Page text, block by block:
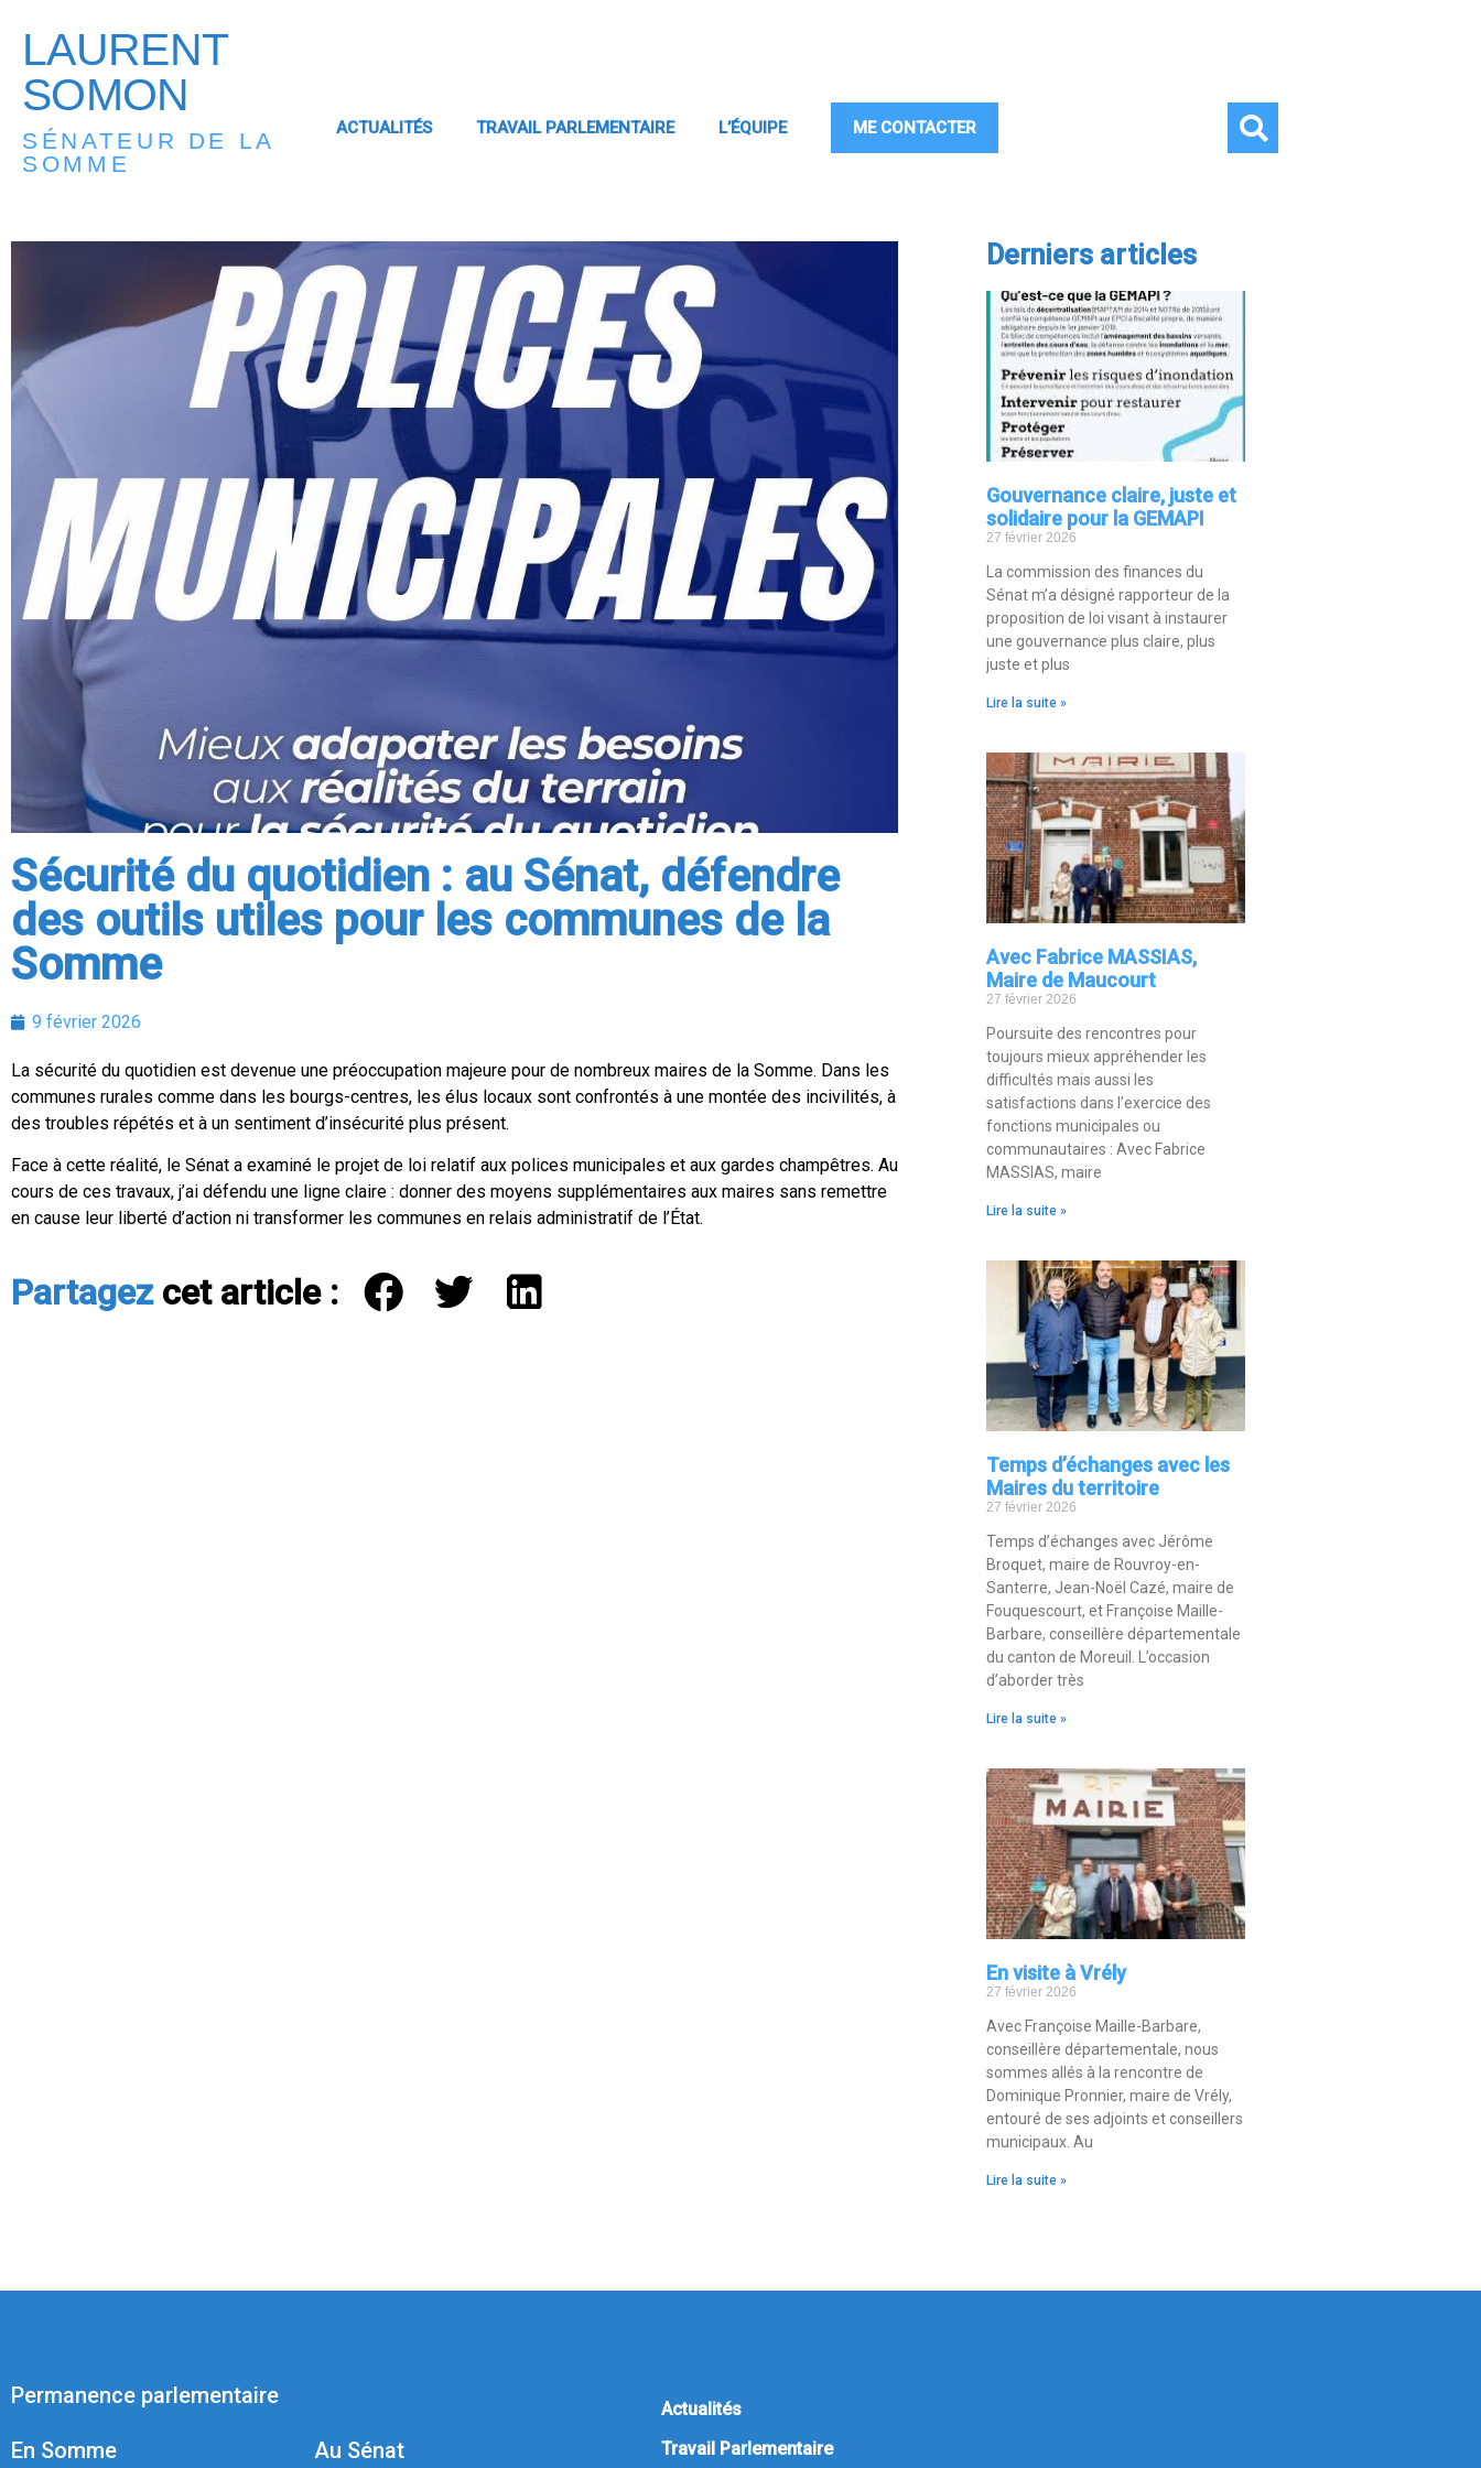
LAURENT
SOMON
SÉNATEUR DE LA
SOMME
ACTUALITÉS TRAVAIL PARLEMENTAIRE L’ÉQUIPE ME CONTACTER
Sécurité du quotidien : au Sénat, défendre
des outils utiles pour les communes de la
Somme
9 février 2026
La sécurité du quotidien est devenue une préoccupation majeure pour de nombreux maires de la Somme. Dans les
communes rurales comme dans les bourgs-centres, les élus locaux sont confrontés à une montée des incivilités, à
des troubles répétés et à un sentiment d’insécurité plus présent.
Face à cette réalité, le Sénat a examiné le projet de loi relatif aux polices municipales et aux gardes champêtres. Au
cours de ces travaux, j’ai défendu une ligne claire : donner des moyens supplémentaires aux maires sans remettre
en cause leur liberté d’action ni transformer les communes en relais administratif de l’État.
Partagezcet article :
Derniers articles
Gouvernance claire, juste et
solidaire pour la GEMAPI
27 février 2026
La commission des finances du
Sénat m’a désigné rapporteur de la
proposition de loi visant à instaurer
une gouvernance plus claire, plus
juste et plus
Lire la suite »
Avec Fabrice MASSIAS,
Maire de Maucourt
27 février 2026
Poursuite des rencontres pour
toujours mieux appréhender les
difficultés mais aussi les
satisfactions dans l’exercice des
fonctions municipales ou
communautaires : Avec Fabrice
MASSIAS, maire
Lire la suite »
Temps d’échanges avec les
Maires du territoire
27 février 2026
Temps d’échanges avec Jérôme
Broquet, maire de Rouvroy-en-
Santerre, Jean-Noël Cazé, maire de
Fouquescourt, et Françoise Maille-
Barbare, conseillère départementale
du canton de Moreuil. L’occasion
d’aborder très
Lire la suite »
En visite à Vrély
27 février 2026
Avec Françoise Maille-Barbare,
conseillère départementale, nous
sommes allés à la rencontre de
Dominique Pronnier, maire de Vrély,
entouré de ses adjoints et conseillers
municipaux. Au
Lire la suite »
Permanence parlementaire
En Somme Au Sénat
Actualités
Travail Parlementaire